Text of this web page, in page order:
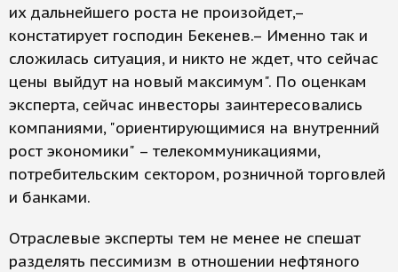
их дальнейшего роста не произойдет,–
констатирует господин Бекенев.– Именно так и
сложилась ситуация, и никто не ждет, что сейчас
цены выйдут на новый максимум". По оценкам
эксперта, сейчас инвесторы заинтересовались
компаниями, "ориентирующимися на внутренний
рост экономики" – телекоммуникациями,
потребительским сектором, розничной торговлей
и банками.
Отраслевые эксперты тем не менее не спешат
разделять пессимизм в отношении нефтяного